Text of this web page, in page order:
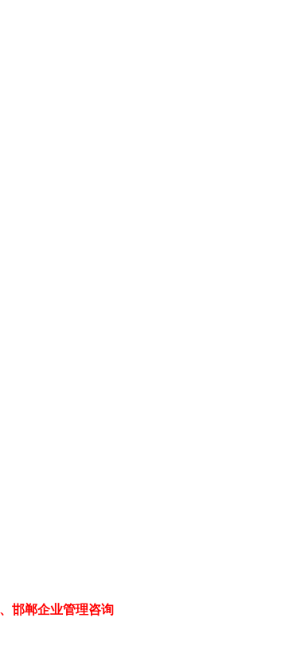
邯郸企业管理咨询